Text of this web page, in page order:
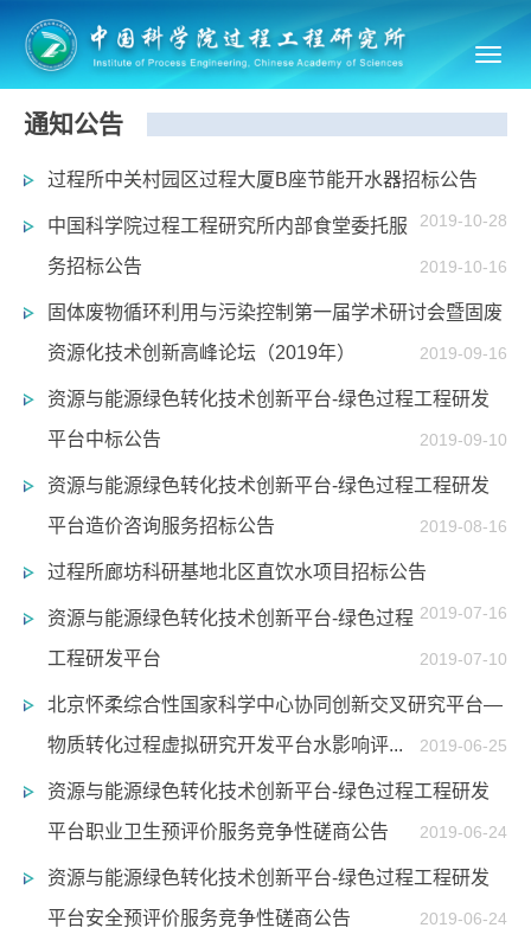
通知公告
过程所中关村园区过程大厦B座节能开水器招标公告
2019-10-28
中国科学院过程工程研究所内部食堂委托服
务招标公告
2019-10-16
固体废物循环利用与污染控制第一届学术研讨会暨固废
资源化技术创新高峰论坛（2019年）
2019-09-16
资源与能源绿色转化技术创新平台-绿色过程工程研发
平台中标公告
2019-09-10
资源与能源绿色转化技术创新平台-绿色过程工程研发
平台造价咨询服务招标公告
2019-08-16
过程所廊坊科研基地北区直饮水项目招标公告
2019-07-16
资源与能源绿色转化技术创新平台-绿色过程
工程研发平台
2019-07-10
北京怀柔综合性国家科学中心协同创新交叉研究平台—
物质转化过程虚拟研究开发平台水影响评...
2019-06-25
资源与能源绿色转化技术创新平台-绿色过程工程研发
平台职业卫生预评价服务竞争性磋商公告
2019-06-24
资源与能源绿色转化技术创新平台-绿色过程工程研发
平台安全预评价服务竞争性磋商公告
2019-06-24